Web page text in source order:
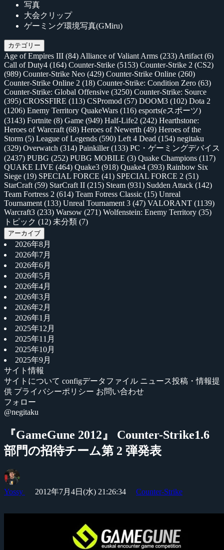
写真
大会クリップ
ゲーミング環境写真(GMiru)
カテゴリー
Age of Empires III (84) Alliance of Valiant Arms (233) Artifact (6)
Call of Duty4 (164) Counter-Strike (5153) Counter-Strike 2 (CS2)
(989) Counter-Strike Neo (429) Counter-Strike Online (260)
Counter-Strike Online 2 (18) Counter-Strike: Condition Zero (63)
Counter-Strike: Global Offensive (3250) Counter-Strike: Source
(395) CROSSFIRE (113) CSPromod (57) DOOM3 (102) Dota 2
(1206) Enemy Territory QuakeWars (116) esports(eスポーツ)
(3143) Fortnite (8) Game (949) Half-Life2 (242) Hearthstone:
Heroes of Warcraft (68) Heroes of Newerth (49) Heroes of the
Storm (5) League of Legends (590) Left 4 Dead (154) negitaku
(329) Overwatch (314) Painkiller(133) PC・ゲーミングデバイス
(2437) PUBG (252) PUBG MOBILE (3) Quake Champions (117)
QUAKE LIVE (464) Quake3 (918) Quake4 (393) Rainbow Six
Siege (19) SPECIAL FORCE (41) SPECIAL FORCE 2 (51)
StarCraft (59) StarCraft II (215) Steam (931) Sudden Attack (142)
Team Fortress 2 (614) Team Fotress Classic (15) Unreal
Tournament (133) Unreal Tournament 3 (47) VALORANT (1139)
Warcraft3 (233) Warsow (271) Wolfenstein: Enemy Territory (35)
トピック (12) 未分類 (7)
アーカイブ
2026年8月
2026年7月
2026年6月
2026年5月
2026年4月
2026年3月
2026年2月
2026年1月
2025年12月
2025年11月
2025年10月
2025年9月
サイト情報
サイトについて configデータファイル ニュース投稿・情報提
供 プライバシーポリシー お問い合わせ
フォロー
@negitaku
『GameGune 2012』 Counter-Strike1.6
部門の招待チーム第 2 弾発表
Yossy 2012年7月4日(水) 21:26:34 Counter-Strike